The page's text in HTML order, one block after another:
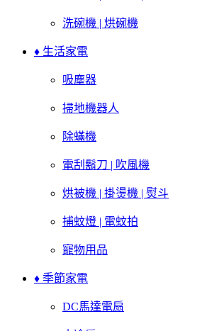
洗碗機 | 烘碗機
♦ 生活家電
吸塵器
掃地機器人
除蟎機
電刮鬍刀 | 吹風機
烘被機 | 掛燙機 | 熨斗
捕蚊燈 | 電蚊拍
寵物用品
♦ 季節家電
DC馬達電扇